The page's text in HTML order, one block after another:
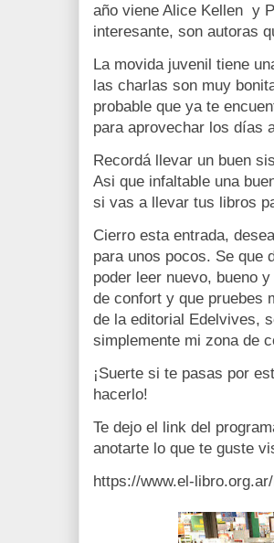
año viene Alice Kellen y
interesante, son autoras
La movida juvenil tiene
las charlas son muy
probable que ya te
para aprovechar los días
Recordá llevar un buen
Asi que infaltable una
si vas a llevar tus libros
Cierro esta entrada,
para unos pocos. Se que
poder leer nuevo, bueno
de confort y que pruebes
de la editorial Edelvives,
simplemente mi zona de
¡Suerte si te pasas por
hacerlo!
Te dejo el link del
anotarte lo que te guste
https://www.el-